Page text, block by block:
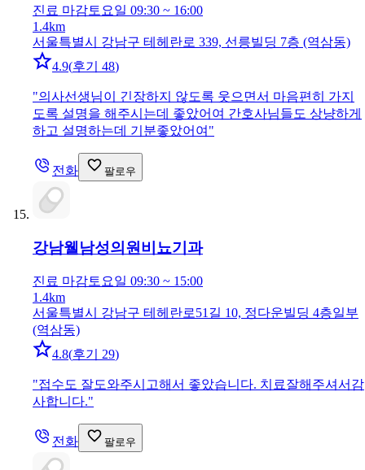
진료 마감토요일 09:30 ~ 16:00
1.4km
서울특별시 강남구 테헤란로 339, 선릉빌딩 7층 (역삼동)
4.9(후기 48)
"의사선생님이 긴장하지 않도록 웃으면서 마음편히 가지
도록 설명을 해주시는데 좋았어여 간호사님들도 상냥하게
하고 설명하는데 기분좋았어여 "
전화 팔로우
강남웰남성의원 비뇨기과
진료 마감토요일 09:30 ~ 15:00
1.4km
서울특별시 강남구 테헤란로51길 10, 정다운빌딩 4층일부
(역삼동)
4.8(후기 29)
"접수도 잘도와주시고해서 좋았습니다. 치료잘해주셔서감
사합니다."
전화 팔로우